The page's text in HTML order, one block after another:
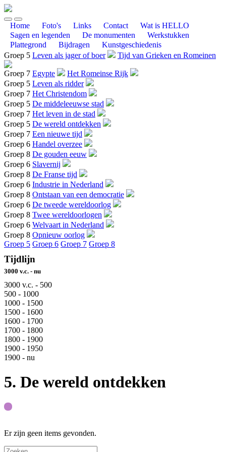
Home Foto's Links Contact
Wat is HELLO
Sagen en legenden
De monumenten
Werkstukken
Plattegrond
Bijdragen
Kunstgeschiedenis
Groep 5 Leven als jager of boer Tijd van Grieken en Romeinen
Groep 7 Egypte
Het Romeinse Rijk
Groep 5 Leven als ridder
Groep 7 Het Christendom
Groep 5 De middeleeuwse stad
Groep 7 Het leven in de stad
Groep 5 De wereld ontdekken
Groep 7 Een nieuwe tijd
Groep 6 Handel overzee
Groep 8 De gouden eeuw
Groep 6 Slavernij
Groep 8 De Franse tijd
Groep 6 Industrie in Nederland
Groep 8 Ontstaan van een democratie
Groep 6 De tweede wereldoorlog
Groep 8 Twee wereldoorlogen
Groep 6 Welvaart in Nederland
Groep 8 Opnieuw oorlog
Groep 5 Groep 6 Groep 7 Groep 8
Tijdlijn
3000 v.c. - nu
3000 v.c. - 500
500 - 1000
1000 - 1500
1500 - 1600
1600 - 1700
1700 - 1800
1800 - 1900
1900 - 1950
1900 - nu
5. De wereld ontdekken
Er zijn geen items gevonden.